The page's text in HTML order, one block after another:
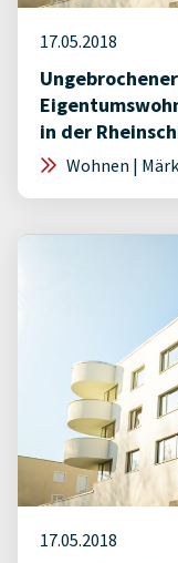
17.05.2018
in der
Wohnen |
17.05.2018